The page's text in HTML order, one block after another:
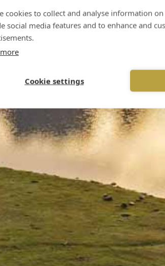
cookies to collect and analyse information
social media features and to enhance and
Cookie settings